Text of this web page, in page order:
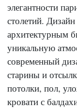
элегантности
столетий.
архитектурным
уникальную
современный
старины и
потолки, пол,
кровати с